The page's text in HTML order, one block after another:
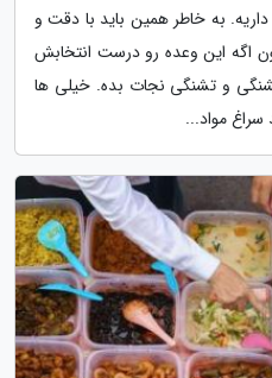
به خاطر همین باید با دقت و
اگه این وعده رو درست انتخابش
و تشنگی نجات بده. خیلی ها
مواد...